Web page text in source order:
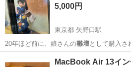
5,000円
東京都 矢野口駅
20年ほど前に、娘さんの雛壇として購入さ
城…
ひな人形
MacBook Air 13イ